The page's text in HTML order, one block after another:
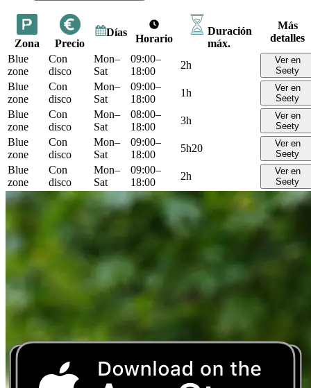
Zona Precio
Días
Horario
Duración
máx.
Más
detalles
Blue
zone
Con
disco
Mon–
Sat
09:00–
18:00
2h
Ver en
Seety
Blue
zone
Con
disco
Mon–
Sat
09:00–
18:00
1h
Ver en
Seety
Blue
zone
Con
disco
Mon–
Sat
08:00–
18:00
3h
Ver en
Seety
Blue
zone
Con
disco
Mon–
Sat
09:00–
18:00
5h20
Ver en
Seety
Blue
zone
Con
disco
Mon–
Sat
09:00–
18:00
2h
Ver en
Seety